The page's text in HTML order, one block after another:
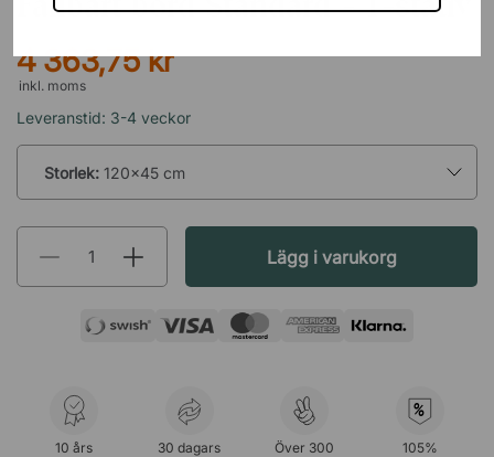
4 363,75 kr
inkl. moms
Leveranstid: 3-4 veckor
Storlek: 120x45 cm
Lägg i varukorg
10 års
30 dagars
Över 300
%
105%